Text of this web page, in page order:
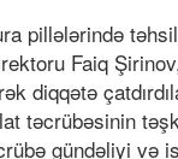
pillələrində
Faiq
diqqətə
təcrübəsinin
gündəliyi və